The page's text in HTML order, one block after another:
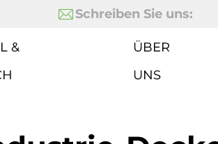
Schreiben Sie uns:
&
ÜBER
UNS